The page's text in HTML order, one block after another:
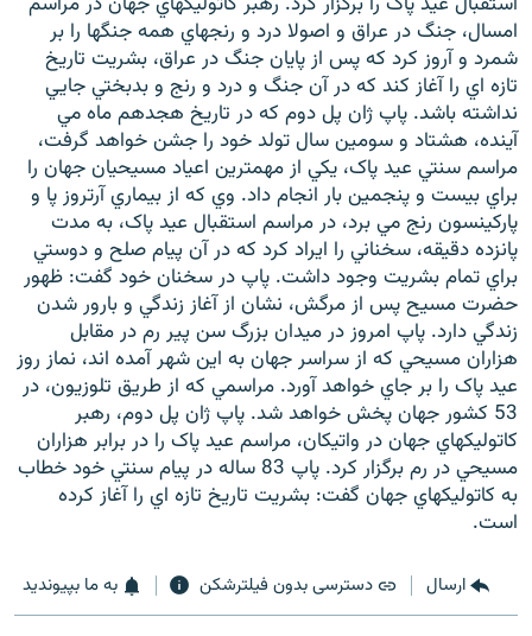
گزارش‌های ویدئویی
English
به ما بپیوندید
زبان‌های دیگر
امسال، جنگ در عراق و اصولا درد و رنجهاي همه جنگها را بر
شمرد و آروز کرد که پس از پايان جنگ در عراق، بشريت تاريخ
تازه اي را آغاز کند که در آن جنگ و درد و رنج و بدبختي جايي
نداشته باشد. پاپ ژان پل دوم که در تاريخ هجدهم ماه مي
آينده، هشتاد و سومين سال تولد خود را جشن خواهد گرفت،
مراسم سنتي عيد پاک، يکي از مهمترين اعياد مسيحيان جهان را
براي بيست و پنجمين بار انجام داد. وي که از بيماري آرتروز پا و
پارکينسون رنج مي برد، در مراسم استقبال عيد پاک، به مدت
پانزده دقيقه، سخناني را ايراد کرد که در آن پيام صلح و دوستي
براي تمام بشريت وجود داشت. پاپ در سخنان خود گفت: ظهور
حضرت مسيح پس از مرگش، نشان از آغاز زندگي و بارور شدن
زندگي دارد. پاپ امروز در ميدان بزرگ سن پير رم در مقابل
هزاران مسيحي که از سراسر جهان به اين شهر آمده اند، نماز روز
عيد پاک را بر جاي خواهد آورد. مراسمي که از طريق تلوزيون، در
53 کشور جهان پخش خواهد شد. پاپ ژان پل دوم، رهبر
کاتوليکهاي جهان در واتيکان، مراسم عيد پاک را در برابر هزاران
مسيحي در رم برگزار کرد. پاپ 83 ساله در پيام سنتي خود خطاب
به کاتوليکهاي جهان گفت: بشريت تاريخ تازه اي را آغاز کرده
است.
ارسال دسترسی بدون فیلترشکن به ما بپیوندید